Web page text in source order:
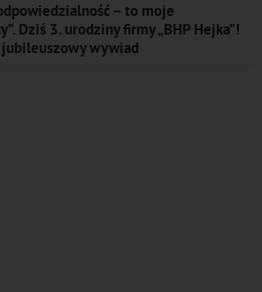
– to moje
Dziś 3. urodziny firmy „BHP Hejka”!
wywiad